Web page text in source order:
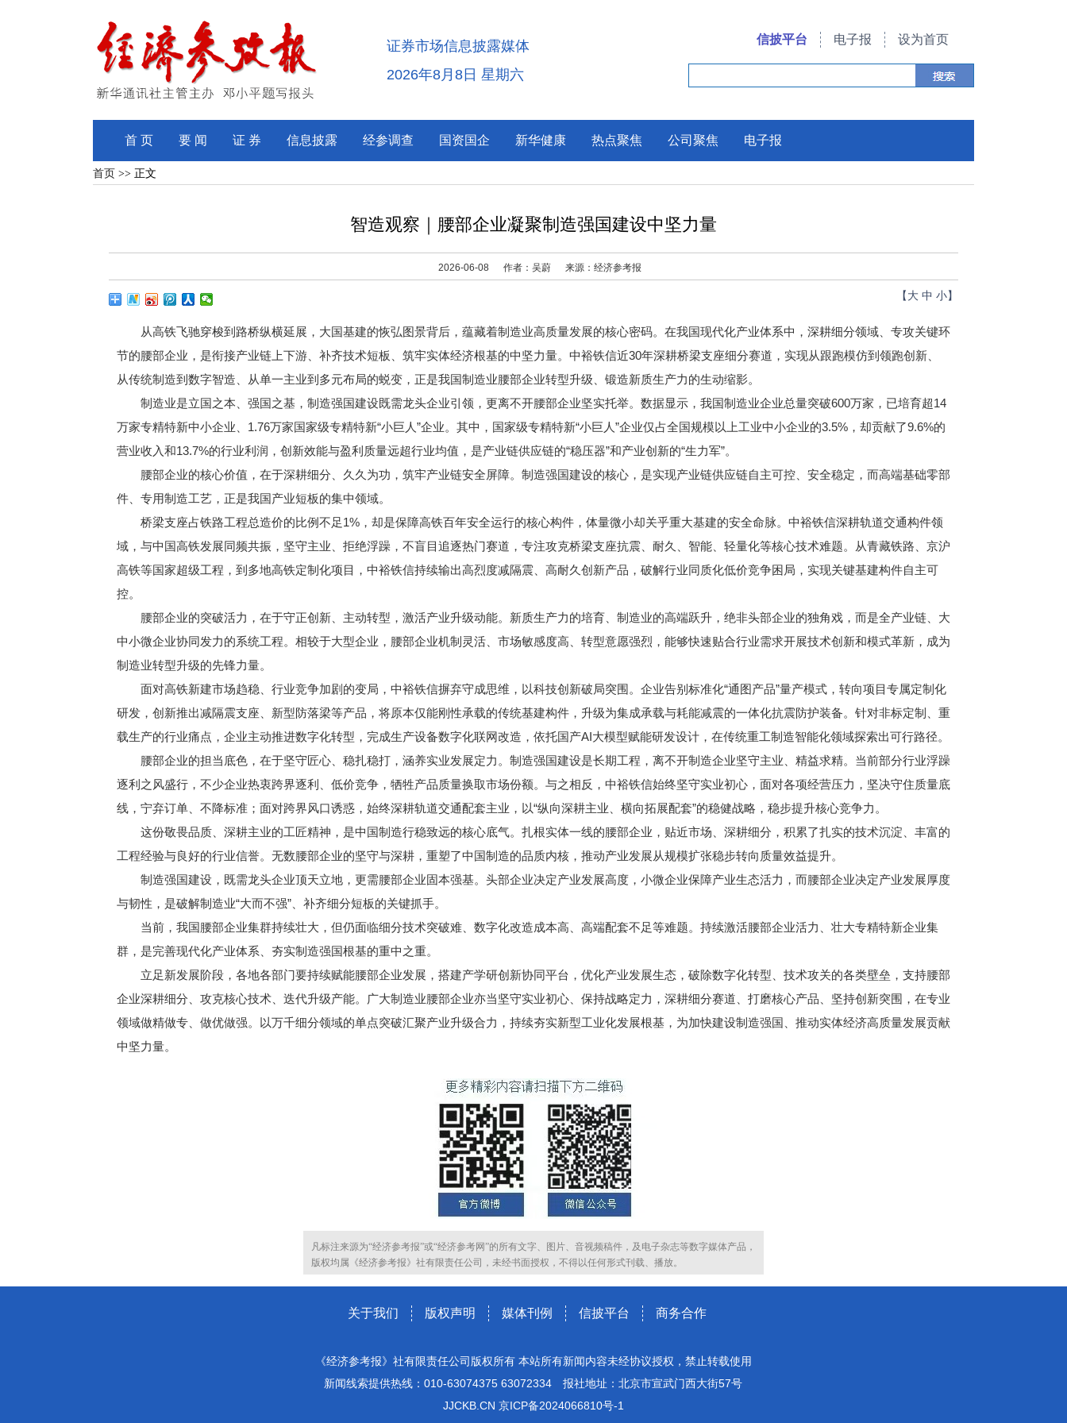
证券市场信息披露媒体
2026年8月8日 星期六
信披平台 电子报 设为首页
首 页 要 闻 证 券 信息披露 经参调查 国资国企 新华健康 热点聚焦 公司聚焦 电子报
首页 >> 正文
智造观察｜腰部企业凝聚制造强国建设中坚力量
2026-06-08 作者：吴蔚 来源：经济参考报
【 大 中 小】
从高铁飞驰穿梭到路桥纵横延展，大国基建的恢弘图景背后，蕴藏着制造业高质量发展的核心密码。在我国现代化产业体系中，深耕细分领域、专攻关键环
节的腰部企业，是衔接产业链上下游、补齐技术短板、筑牢实体经济根基的中坚力量。中裕铁信近30年深耕桥梁支座细分赛道，实现从跟跑模仿到领跑创新、
从传统制造到数字智造、从单一主业到多元布局的蜕变，正是我国制造业腰部企业转型升级、锻造新质生产力的生动缩影。
制造业是立国之本、强国之基，制造强国建设既需龙头企业引领，更离不开腰部企业坚实托举。数据显示，我国制造业企业总量突破600万家，已培育超14
万家专精特新中小企业、1.76万家国家级专精特新“小巨人”企业。其中，国家级专精特新“小巨人”企业仅占全国规模以上工业中小企业的3.5%，却贡献了9.6%的
营业收入和13.7%的行业利润，创新效能与盈利质量远超行业均值，是产业链供应链的“稳压器”和产业创新的“生力军”。
腰部企业的核心价值，在于深耕细分、久久为功，筑牢产业链安全屏障。制造强国建设的核心，是实现产业链供应链自主可控、安全稳定，而高端基础零部
件、专用制造工艺，正是我国产业短板的集中领域。
桥梁支座占铁路工程总造价的比例不足1%，却是保障高铁百年安全运行的核心构件，体量微小却关乎重大基建的安全命脉。中裕铁信深耕轨道交通构件领
域，与中国高铁发展同频共振，坚守主业、拒绝浮躁，不盲目追逐热门赛道，专注攻克桥梁支座抗震、耐久、智能、轻量化等核心技术难题。从青藏铁路、京沪
高铁等国家超级工程，到多地高铁定制化项目，中裕铁信持续输出高烈度减隔震、高耐久创新产品，破解行业同质化低价竞争困局，实现关键基建构件自主可
控。
腰部企业的突破活力，在于守正创新、主动转型，激活产业升级动能。新质生产力的培育、制造业的高端跃升，绝非头部企业的独角戏，而是全产业链、大
中小微企业协同发力的系统工程。相较于大型企业，腰部企业机制灵活、市场敏感度高、转型意愿强烈，能够快速贴合行业需求开展技术创新和模式革新，成为
制造业转型升级的先锋力量。
面对高铁新建市场趋稳、行业竞争加剧的变局，中裕铁信摒弃守成思维，以科技创新破局突围。企业告别标准化“通图产品”量产模式，转向项目专属定制化
研发，创新推出减隔震支座、新型防落梁等产品，将原本仅能刚性承载的传统基建构件，升级为集成承载与耗能减震的一体化抗震防护装备。针对非标定制、重
载生产的行业痛点，企业主动推进数字化转型，完成生产设备数字化联网改造，依托国产AI大模型赋能研发设计，在传统重工制造智能化领域探索出可行路径。
腰部企业的担当底色，在于坚守匠心、稳扎稳打，涵养实业发展定力。制造强国建设是长期工程，离不开制造企业坚守主业、精益求精。当前部分行业浮躁
逐利之风盛行，不少企业热衷跨界逐利、低价竞争，牺牲产品质量换取市场份额。与之相反，中裕铁信始终坚守实业初心，面对各项经营压力，坚决守住质量底
线，宁弃订单、不降标准；面对跨界风口诱惑，始终深耕轨道交通配套主业，以“纵向深耕主业、横向拓展配套”的稳健战略，稳步提升核心竞争力。
这份敬畏品质、深耕主业的工匠精神，是中国制造行稳致远的核心底气。扎根实体一线的腰部企业，贴近市场、深耕细分，积累了扎实的技术沉淀、丰富的
工程经验与良好的行业信誉。无数腰部企业的坚守与深耕，重塑了中国制造的品质内核，推动产业发展从规模扩张稳步转向质量效益提升。
制造强国建设，既需龙头企业顶天立地，更需腰部企业固本强基。头部企业决定产业发展高度，小微企业保障产业生态活力，而腰部企业决定产业发展厚度
与韧性，是破解制造业“大而不强”、补齐细分短板的关键抓手。
当前，我国腰部企业集群持续壮大，但仍面临细分技术突破难、数字化改造成本高、高端配套不足等难题。持续激活腰部企业活力、壮大专精特新企业集
群，是完善现代化产业体系、夯实制造强国根基的重中之重。
立足新发展阶段，各地各部门要持续赋能腰部企业发展，搭建产学研创新协同平台，优化产业发展生态，破除数字化转型、技术攻关的各类壁垒，支持腰部
企业深耕细分、攻克核心技术、迭代升级产能。广大制造业腰部企业亦当坚守实业初心、保持战略定力，深耕细分赛道、打磨核心产品、坚持创新突围，在专业
领域做精做专、做优做强。以万千细分领域的单点突破汇聚产业升级合力，持续夯实新型工业化发展根基，为加快建设制造强国、推动实体经济高质量发展贡献
中坚力量。
凡标注来源为“经济参考报”或“经济参考网”的所有文字、图片、音视频稿件，及电子杂志等数字媒体产品，
版权均属《经济参考报》社有限责任公司，未经书面授权，不得以任何形式刊载、播放。
关于我们 版权声明 媒体刊例 信披平台 商务合作
《经济参考报》社有限责任公司版权所有 本站所有新闻内容未经协议授权，禁止转载使用
新闻线索提供热线：010-63074375 63072334 报社地址：北京市宣武门西大街57号
JJCKB.CN 京ICP备2024066810号-1